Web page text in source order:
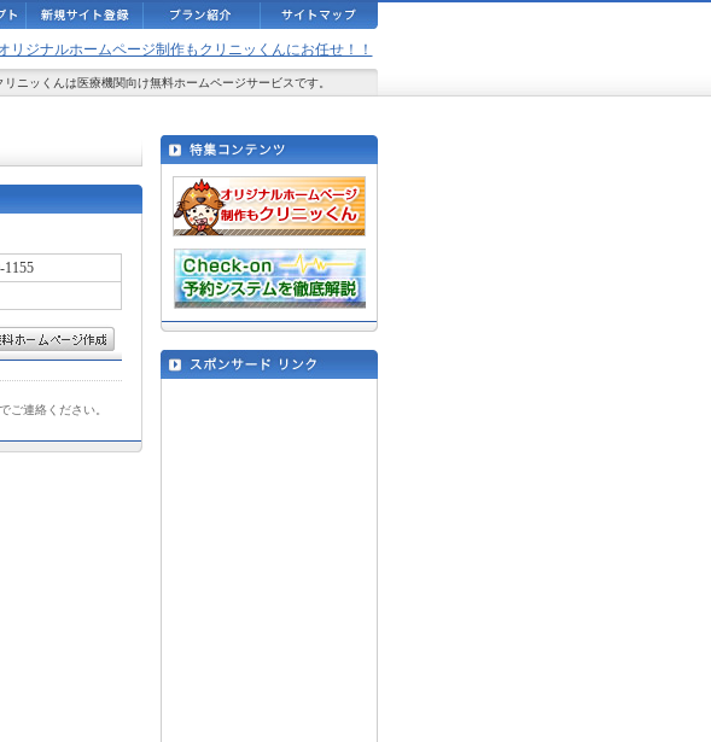
リジナルホームページ制作もクリニッくんにお任せ！！
リニッくん は医療機関向け無料ホームページサービスです。
1155
ご連絡ください。